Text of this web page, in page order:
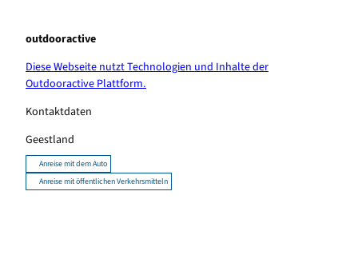
outdooractive
Diese Webseite nutzt Technologien und Inhalte der
Outdooractive Plattform.
Kontaktdaten
Geestland
Anreise mit dem Auto
Anreise mit öffentlichen Verkehrsmitteln